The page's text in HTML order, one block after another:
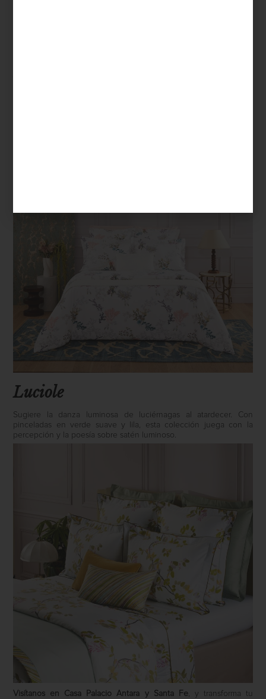
Luciole
Sugiere la danza luminosa de luciérnagas al atardecer. Con
pinceladas en verde suave y lila, esta colección juega con la
percepción y la poesía sobre satén luminoso.
Visítanos en Casa Palacio Antara y Santa Fe, y transforma tu